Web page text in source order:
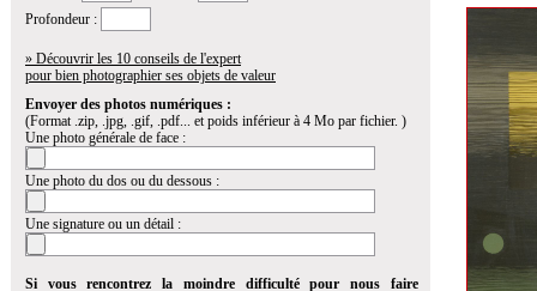
Profondeur :
» Découvrir les 10 conseils de l'expert
pour bien photographier ses objets de valeur
Envoyer des photos numériques :
(Format .zip, .jpg, .gif, .pdf... et poids inférieur à 4 Mo par fichier. )
Une photo générale de face :
Une photo du dos ou du dessous :
Une signature ou un détail :
Si vous rencontrez la moindre difficulté pour nous faire